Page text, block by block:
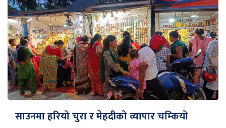
साउनमा हरियो चुरा र मेहदीको व्यापार चम्कियो